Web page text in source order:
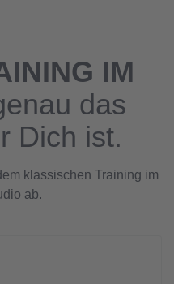
IM
das
Dich ist.
klassischen Training im
ab.